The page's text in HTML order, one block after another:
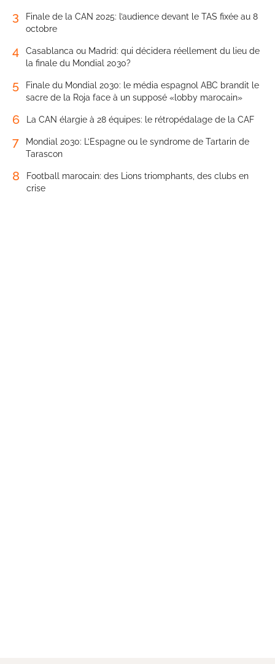
3
Finale de la CAN 2025: l’audience devant le TAS fixée au 8
octobre
4
Casablanca ou Madrid: qui décidera réellement du lieu de
la finale du Mondial 2030?
5
Finale du Mondial 2030: le média espagnol ABC brandit le
sacre de la Roja face à un supposé «lobby marocain»
6 La CAN élargie à 28 équipes: le rétropédalage de la CAF
7
Mondial 2030: L’Espagne ou le syndrome de Tartarin de
Tarascon
8
Football marocain: des Lions triomphants, des clubs en
crise